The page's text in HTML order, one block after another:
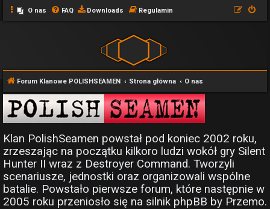
O nas FAQ Downloads Regulamin
Forum Klanowe POLISHSEAMEN Strona główna O nas
Klan PolishSeamen powstał pod koniec 2002 roku,
zrzeszając na początku kilkoro ludzi wokół gry Silent
Hunter II wraz z Destroyer Command. Tworzyli
scenariusze, jednostki oraz organizowali wspólne
batalie. Powstało pierwsze forum, które następnie w
2005 roku przeniosło się na silnik phpBB by Przemo.